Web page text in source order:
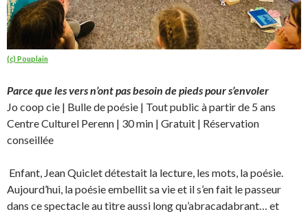
(c) Pouplain
Parce que les vers n’ont pas besoin de pieds pour s’envoler
Jo coop cie | Bulle de poésie | Tout public à partir de 5 ans
Centre Culturel Perenn | 30 min | Gratuit | Réservation
conseillée
Enfant, Jean Quiclet détestait la lecture, les mots, la poésie.
Aujourd’hui, la poésie embellit sa vie et il s’en fait le passeur
dans cespectacle au titre aussi long qu’abracadabrant… et